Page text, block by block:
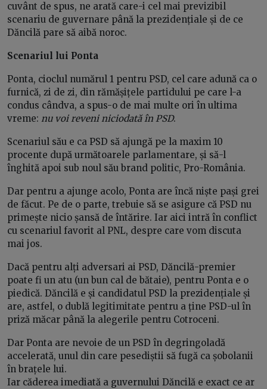
cuvânt de spus, ne arată care-i cel mai previzibil
scenariu de guvernare până la prezidențiale și de ce
Dăncilă pare să aibă noroc.
Scenariul lui Ponta
Ponta, cioclul numărul 1 pentru PSD, cel care adună ca o
furnică, zi de zi, din rămășițele partidului pe care l-a
condus cândva, a spus-o de mai multe ori în ultima
vreme: nu voi reveni niciodată în PSD.
Scenariul său e ca PSD să ajungă pe la maxim 10
procente după următoarele parlamentare, și să-l
înghită apoi sub noul său brand politic, Pro-România.
Dar pentru a ajunge acolo, Ponta are încă niște pași grei
de făcut. Pe de o parte, trebuie să se asigure că PSD nu
primește nicio șansă de întărire. Iar aici intră în conflict
cu scenariul favorit al PNL, despre care vom discuta
mai jos.
Dacă pentru alți adversari ai PSD, Dăncilă-premier
poate fi un atu (un bun cal de bătaie), pentru Ponta e o
piedică. Dăncilă e și candidatul PSD la prezidențiale și
are, astfel, o dublă legitimitate pentru a ține PSD-ul în
priză măcar până la alegerile pentru Cotroceni.
Dar Ponta are nevoie de un PSD în degringoladă
accelerată, unul din care pesediștii să fugă ca șobolanii
în brațele lui.
Iar căderea imediată a guvernului Dăncilă e exact ce ar